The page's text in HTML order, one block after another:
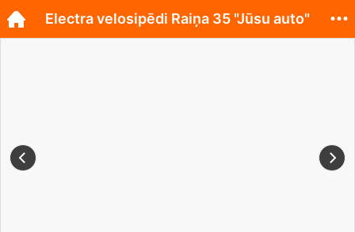
Electra velosipēdi Raiņa 35 "Jūsu auto"